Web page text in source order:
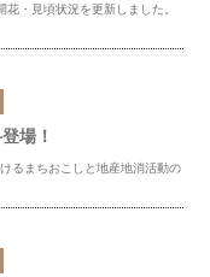
・見頃状況を更新しました。
場！
るまちおこしと地産地消活動の